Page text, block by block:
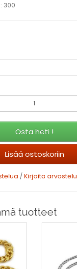
300
Osta heti !
Lisää ostoskoriin
/Kirjoita arvostelu
tuotteet